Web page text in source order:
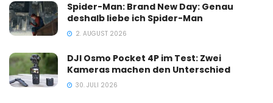
Spider-Man: Brand New Day: Genau
deshalb liebe ich Spider-Man
2. AUGUST 2026
DJI Osmo Pocket 4P im Test: Zwei
Kameras machen den Unterschied
30. JULI 2026